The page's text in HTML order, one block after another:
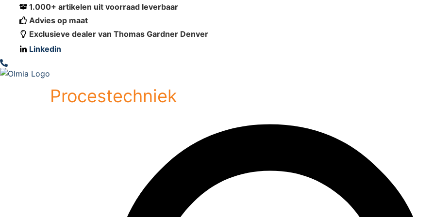
1.000+ artikelen uit voorraad leverbaar
Advies op maat
Exclusieve dealer van Thomas Gardner Denver
Linkedin
Procestechniek